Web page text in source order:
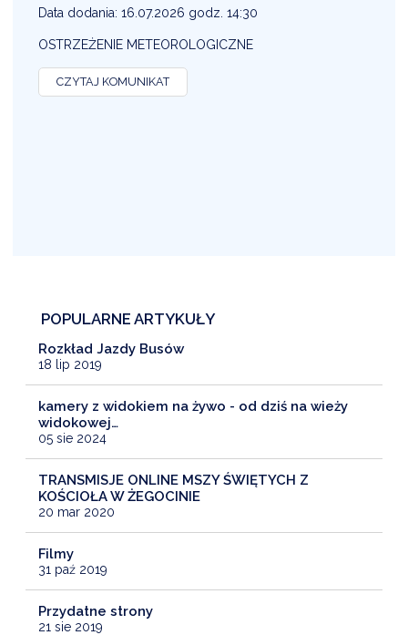
Data dodania: 16.07.2026 godz. 14:30
OSTRZEŻENIE METEOROLOGICZNE
CZYTAJ KOMUNIKAT
POPULARNE ARTYKUŁY
Rozkład Jazdy Busów
18 lip 2019
kamery z widokiem na żywo - od dziś na wieży
widokowej…
05 sie 2024
TRANSMISJE ONLINE MSZY ŚWIĘTYCH Z
KOŚCIOŁA W ŻEGOCINIE
20 mar 2020
Filmy
31 paź 2019
Przydatne strony
21 sie 2019